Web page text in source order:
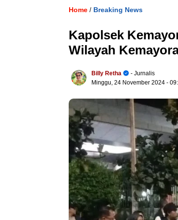
Home / Breaking News
Kapolsek
Wilayah
Billy Retha
- Jurnalis
Minggu, 24 November 2024 -